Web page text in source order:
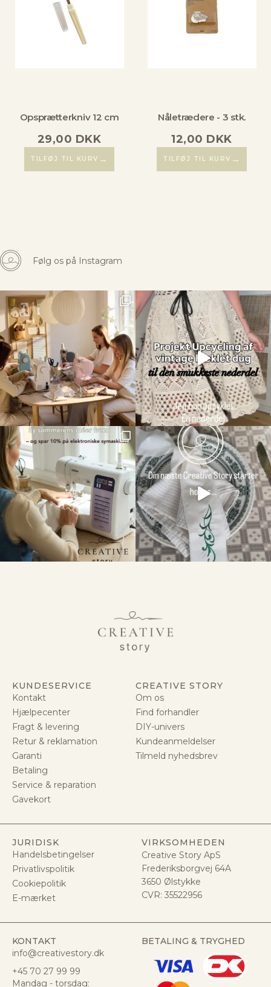
Opsprætterkniv 12 cm
29,00 DKK
TILFØJ TIL KURV →
Nåletrædere - 3 stk.
12,00 DKK
TILFØJ TIL KURV →
Følg os på Instagram
KUNDESERVICE
Kontakt
Hjælpecenter
Fragt & levering
Retur & reklamation
Garanti
Betaling
Service & reparation
Gavekort
CREATIVE STORY
Om os
Find forhandler
DIY-univers
Kundeanmeldelser
Tilmeld nyhedsbrev
JURIDISK
Handelsbetingelser
Privatlivspolitik
Cookiepolitik
E-mærket
VIRKSOMHEDEN
Creative Story ApS
Frederiksborgvej 64A
3650 Ølstykke
CVR: 35522956
KONTAKT
info@creativestory.dk
+45 70 27 99 99
Mandag - torsdag:
BETALING & TRYGHED